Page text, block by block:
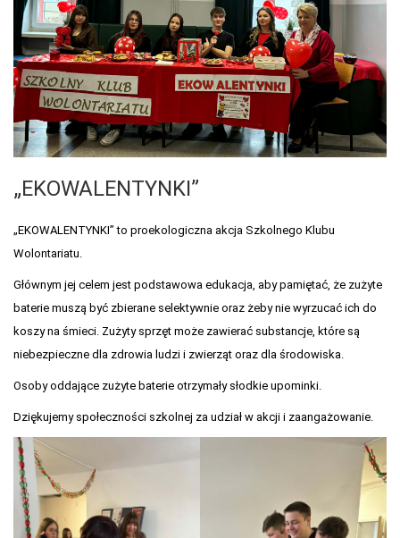
„EKOWALENTYNKI”
„EKOWALENTYNKI” to proekologiczna akcja Szkolnego Klubu
Wolontariatu.
Głównym jej celem jest podstawowa edukacja, aby pamiętać, że zużyte
baterie muszą być zbierane selektywnie oraz żeby nie wyrzucać ich do
koszy na śmieci. Zużyty sprzęt może zawierać substancje, które są
niebezpieczne dla zdrowia ludzi i zwierząt oraz dla środowiska.
Osoby oddające zużyte baterie otrzymały słodkie upominki.
Dziękujemy społeczności szkolnej za udział w akcji i zaangażowanie.